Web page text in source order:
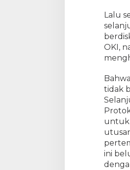
Lalu
OKI,
tidak
untuk
ini